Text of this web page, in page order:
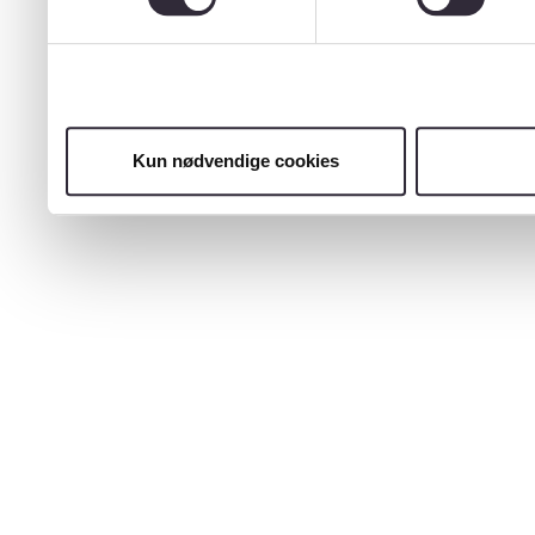
Kun nødvendige cookies